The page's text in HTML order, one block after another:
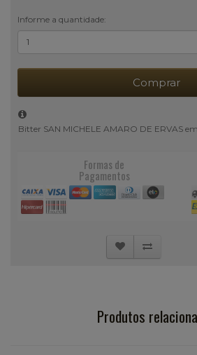
Informe a quantidade:
Comprar
Bitter SAN MICHELE AMARO DE ERVAS
Formas de
Pagamentos
Produtos